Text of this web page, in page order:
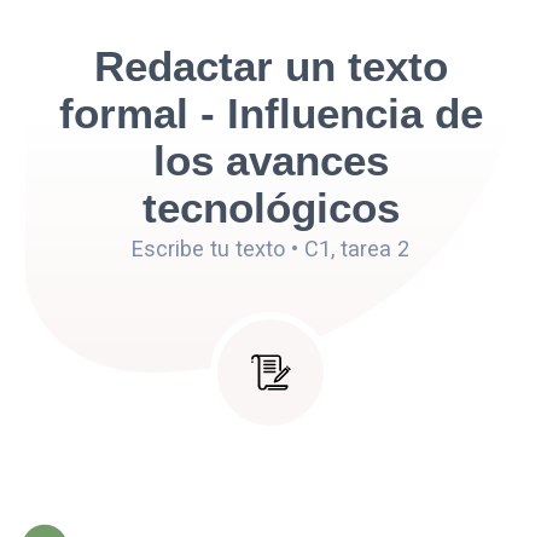
Redactar un texto
formal - Influencia de
los avances
tecnológicos
Escribe tu texto • C1, tarea 2